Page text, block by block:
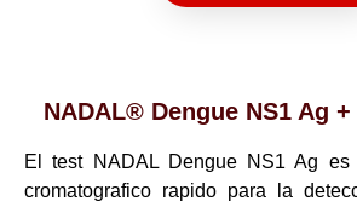
NADAL® Dengue NS1 Ag
El test NADAL Dengue NS1 Ag es
cromatografico rapido para la